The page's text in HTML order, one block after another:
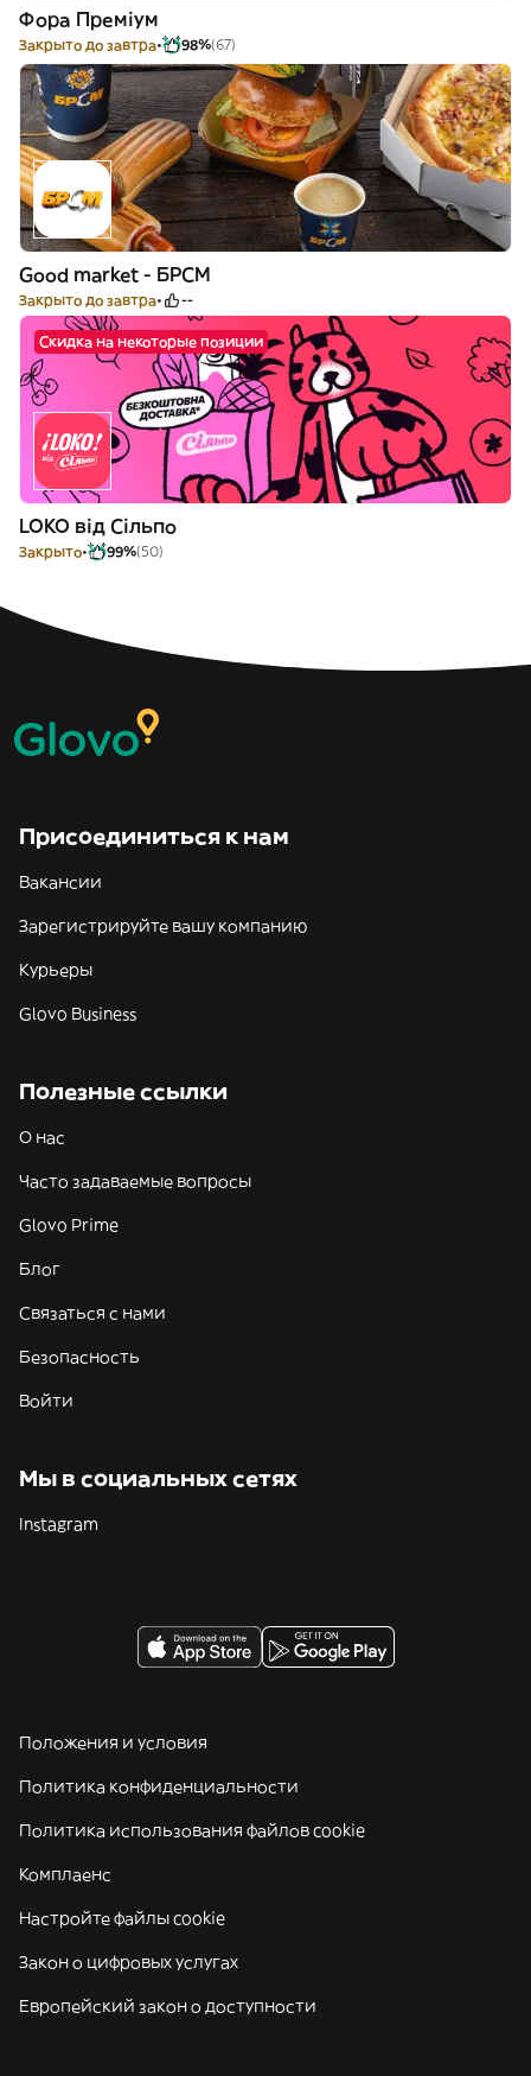
Фора Преміум
Закрыто до завтра 98%(67)
Good market - БРСМ
Закрыто до завтра --
Скидка на некоторые позиции
LOKO від Сільпо
Закрыто 99%(50)
Присоединиться к нам
Вакансии
Зарегистрируйте вашу компанию
Курьеры
Glovo Business
Полезные ссылки
О нас
Часто задаваемые вопросы
Glovo Prime
Блог
Связаться с нами
Безопасность
Войти
Мы в социальных сетях
Instagram
Положения и условия
Политика конфиденциальности
Политика использования файлов cookie
Комплаенс
Настройте файлы cookie
Закон о цифровых услугах
Европейский закон о доступности